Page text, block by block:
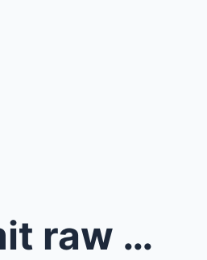
Kathryn Bernardo ginagamit raw ni Mark Alcala para...